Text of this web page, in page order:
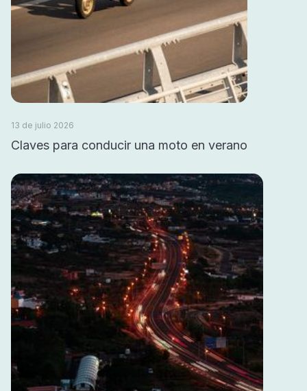
13 de julio 2026
Claves para conducir una moto en verano